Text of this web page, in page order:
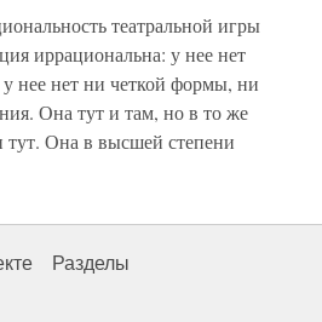
театральной игры
иррациональна: у нее нет
нее нет ни четкой формы, ни
Она тут и там, но в то же
тут. Она в высшей степени
Разделы